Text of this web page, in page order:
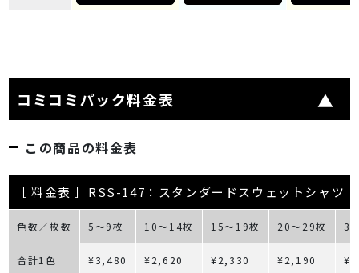
コミコミパック料金表
この商品の料金表
［ 料金表 ］RSS-147：スタンダードスウェットシャツ
色数／枚数 5～9枚 10～14枚 15～19枚 20～29枚
合計1色 ¥3,480 ¥2,620 ¥2,330 ¥2,190